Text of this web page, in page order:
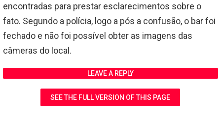
encontradas para prestar esclarecimentos sobre o
fato. Segundo a polícia, logo a pós a confusão, o bar foi
fechado e não foi possível obter as imagens das
câmeras do local.
LEAVE A REPLY
SEE THE FULL VERSION OF THIS PAGE